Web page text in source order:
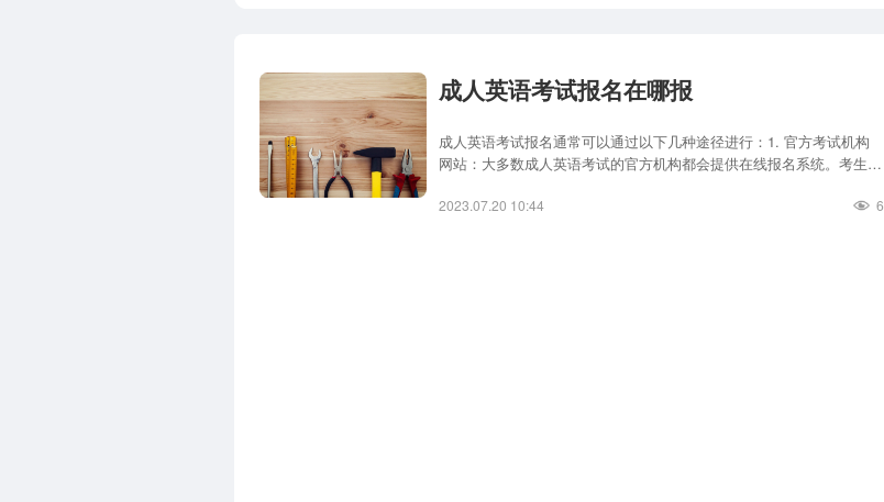
成人英语考试报名在哪报
成人英语考试报名通常可以通过以下几种途径进行：1. 官方考试机构
网站：大多数成人英语考试的官方机构都会提供在线报名系统。考生可
提供详细的考
2023.07.20 10:44 6